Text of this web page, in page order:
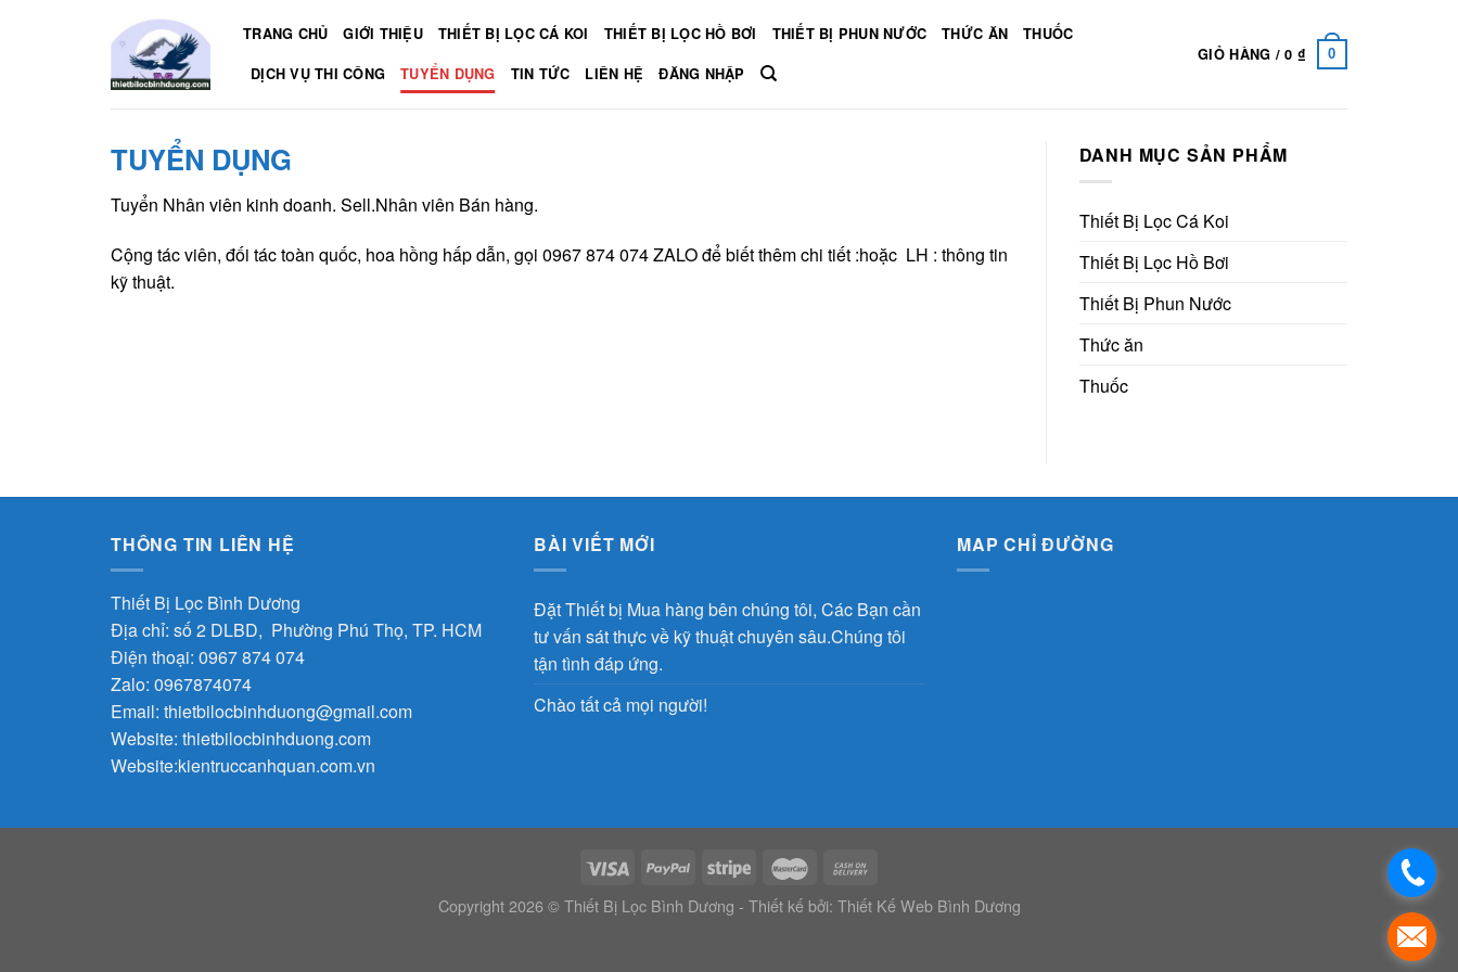
TRANG CHỦ GIỚI THIỆU THIẾT BỊ LỌC CÁ KOI THIẾT BỊ LỌC HỒ BƠI THIẾT BỊ PHUN NƯỚC THỨC ĂN THUỐC
DỊCH VỤ THI CÔNG TUYỂN DỤNG TIN TỨC LIÊN HỆ ĐĂNG NHẬP
GIỎ HÀNG /0 ₫ 0
TUYỂN DỤNG
Tuyển Nhân viên kinh doanh. Sell.Nhân viên Bán hàng.
Cộng tác viên, đối tác toàn quốc, hoa hồng hấp dẫn, gọi 0967 874 074 ZALO để biết thêm chi tiết :hoặc LH : thông tin
kỹ thuật.
DANH MỤC SẢN PHẨM
Thiết Bị Lọc Cá Koi
Thiết Bị Lọc Hồ Bơi
Thiết Bị Phun Nước
Thức ăn
Thuốc
THÔNG TIN LIÊN HỆ
Thiết Bị Lọc Bình Dương
Địa chỉ: số 2 DLBD, Phường Phú Thọ, TP. HCM
Điện thoại: 0967 874 074
Zalo: 0967874074
Email: thietbilocbinhduong@gmail.com
Website: thietbilocbinhduong.com
Website:kientruccanhquan.com.vn
BÀI VIẾT MỚI
Đặt Thiết bị Mua hàng bên chúng tôi, Các Bạn cần
tư vấn sát thực về kỹ thuật chuyên sâu.Chúng tôi
tận tình đáp ứng.
Chào tất cả mọi người!
MAP CHỈ ĐƯỜNG
Copyright 2026 © Thiết Bị Lọc Bình Dương - Thiết kế bởi: Thiết Kế Web Bình Dương